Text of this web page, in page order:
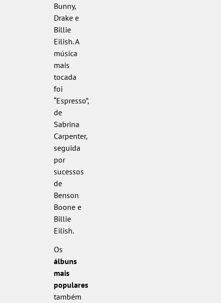
Bunny,
Drake e
Billie
Eilish. A
música
mais
tocada
foi
“Espresso”,
de
Sabrina
Carpenter,
seguida
por
sucessos
de
Benson
Boone e
Billie
Eilish.
Os
álbuns
mais
populares
também